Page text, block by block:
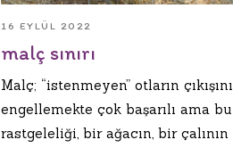
16 EYLÜL 2022
malç sınırı
Malç; “istenmeyen” otların çıkışını
engellemekte çok başarılı ama bu
rastgeleliği, bir ağacın, bir çalının